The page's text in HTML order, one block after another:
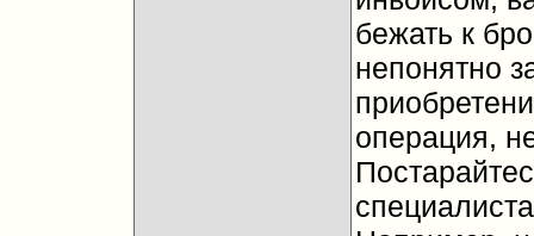
бежать к
непонятно
операция,